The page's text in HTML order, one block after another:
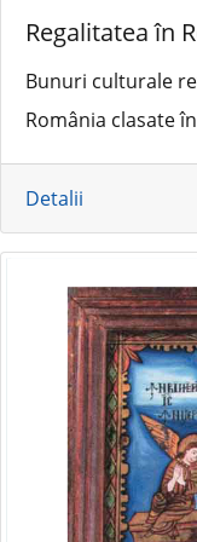
Regalitatea în
Bunuri culturale
România clasate
Detalii